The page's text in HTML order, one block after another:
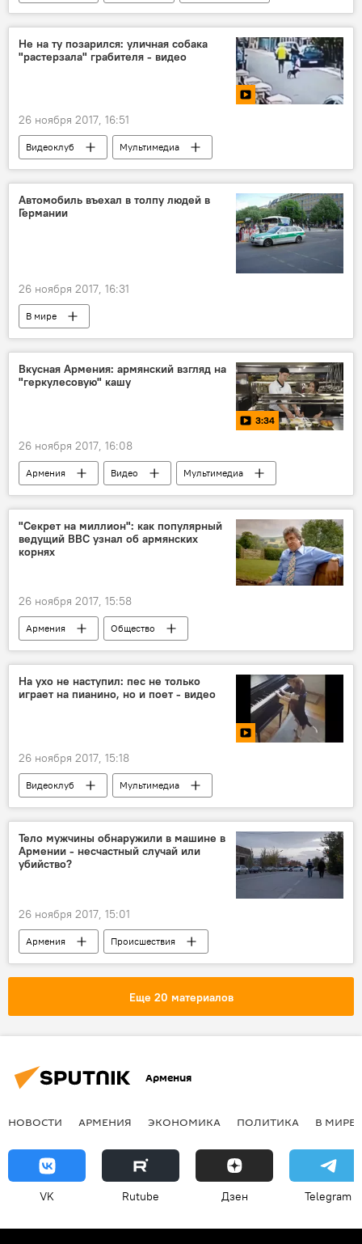
Guardian
Маргарита Симоньян
Не на ту позарился: уличная собака
"растерзала" грабителя - видео
26 ноября 2017, 16:51
Видеоклуб Мультимедиа
Автомобиль въехал в толпу людей в
Германии
26 ноября 2017, 16:31
В мире
Вкусная Армения: армянский взгляд на
"геркулесовую" кашу
3:34
26 ноября 2017, 16:08
Армения Видео
Мультимедиа
Вкусная Армения
"Секрет на миллион": как популярный
ведущий ВВС узнал об армянских
корнях
26 ноября 2017, 15:58
Армения Общество
На ухо не наступил: пес не только
играет на пианино, но и поет - видео
26 ноября 2017, 15:18
Видеоклуб Мультимедиа
Тело мужчины обнаружили в машине в
Армении - несчастный случай или
убийство?
26 ноября 2017, 15:01
Армения
Происшествия
Происшествия и инциденты в Армении
Еще 20 материалов
Армения
НОВОСТИ АРМЕНИЯ ЭКОНОМИКА ПОЛИТИКА В МИРЕ
VK Rutube Дзен Telegram